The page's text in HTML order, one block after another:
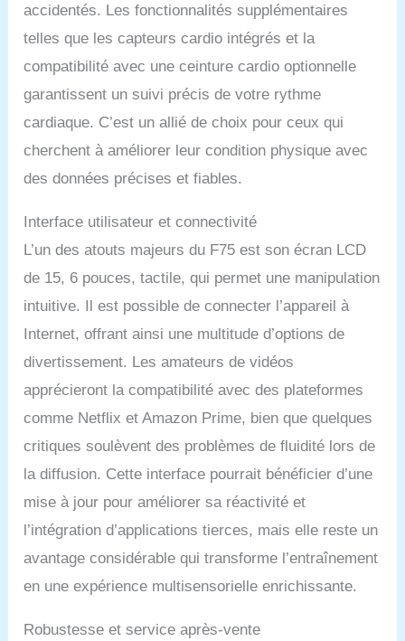
expérience
d'entraînement unique et
d’un coach de fitness à
domicile !
𝗨𝗡𝗘
𝗦𝗔𝗟𝗟𝗘 𝗗𝗘 𝗦𝗣𝗢𝗥𝗧
𝗗𝗜𝗥𝗘𝗖𝗧𝗘𝗠𝗘𝗡𝗧 𝗖𝗛𝗘𝗭
𝗩𝗢𝗨𝗦 : Les appareils de
fitness et musculation
Sportstech font venir la
salle de sport chez vous,
complets et efficaces, 100
et à votre emploi du
temps.
accidentés. Les fonctionnalités supplémentaires
telles que les capteurs cardio intégrés et la
compatibilité avec une ceinture cardio optionnelle
garantissent un suivi précis de votre rythme
cardiaque. C’est un allié de choix pour ceux qui
cherchent à améliorer leur condition physique avec
des données précises et fiables.
Interface utilisateur et connectivité
L’un des atouts majeurs du F75 est son écran LCD
de 15, 6 pouces, tactile, qui permet une manipulation
intuitive. Il est possible de connecter l’appareil à
Internet, offrant ainsi une multitude d’options de
divertissement. Les amateurs de vidéos
apprécieront la compatibilité avec des plateformes
comme Netflix et Amazon Prime, bien que quelques
critiques soulèvent des problèmes de fluidité lors de
la diffusion. Cette interface pourrait bénéficier d’une
mise à jour pour améliorer sa réactivité et
l’intégration d’applications tierces, mais elle reste un
avantage considérable qui transforme l’entraînement
en une expérience multisensorielle enrichissante.
Robustesse et service après-vente